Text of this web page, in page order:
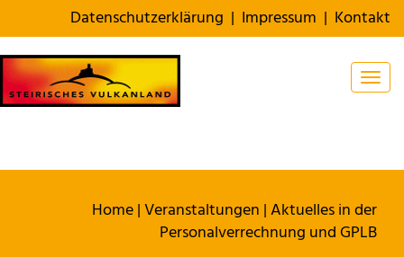
Datenschutzerklärung | Impressum | Kontakt
Home|Veranstaltungen |Aktuelles in der
Personalverrechnung und GPLB